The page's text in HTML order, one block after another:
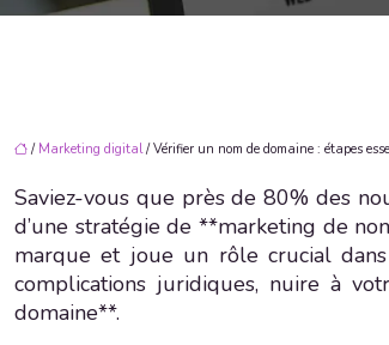
/ Marketing digital/ Vérifier un nom de domaine : étapes
Saviez-vous que près de 80% des
d’une stratégie de **marketing de
marque et joue un rôle crucial
complications juridiques, nuire à
domaine**.